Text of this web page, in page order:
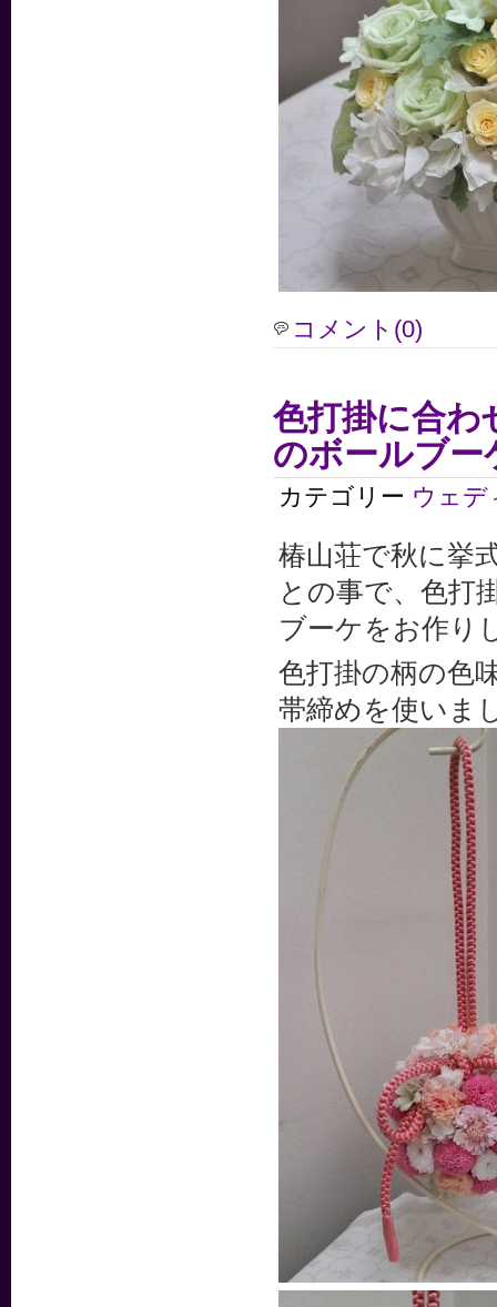
コメント(0)
色打掛に合わ
のボールブー
カテゴリー ウェデ
椿山荘で秋に挙
との事で、色打
ブーケをお作り
色打掛の柄の色
帯締めを使いま